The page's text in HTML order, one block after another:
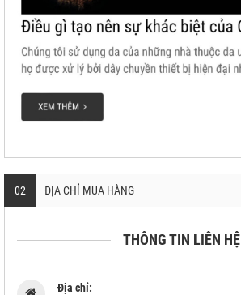
02 ĐỊA CHỈ MUA HÀNG
THÔNG TIN LIÊN HỆ
Địa chỉ: